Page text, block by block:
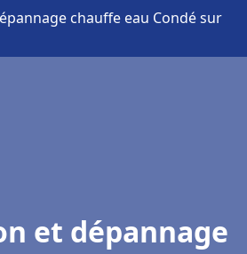
chauffe eau Condé sur
et dépannage